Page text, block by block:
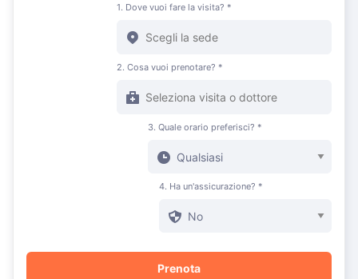
1. Dove vuoi fare la visita? *
2. Cosa vuoi prenotare? *
3. Quale orario preferisci? *
4. Ha un'assicurazione? *